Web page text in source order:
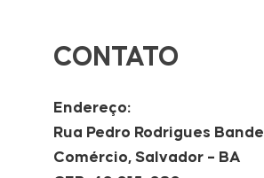
CONTATO
Endereço:
Rua Pedro Rodrigues
Comércio, Salvador – BA